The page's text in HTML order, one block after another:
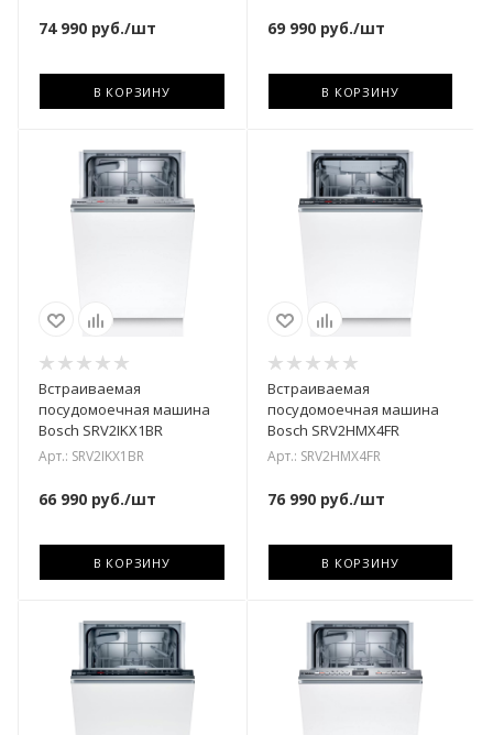
74 990 руб./шт
В КОРЗИНУ
69 990руб./шт
В КОРЗИНУ
Встраиваемая
посудомоечная машина
Bosch SRV2IKX1BR
Арт.: SRV2IKX1BR
66 990 руб./шт
В КОРЗИНУ
Встраиваемая
посудомоечная машина
Bosch SRV2HMX4FR
Арт.: SRV2HMX4FR
76 990руб./шт
В КОРЗИНУ